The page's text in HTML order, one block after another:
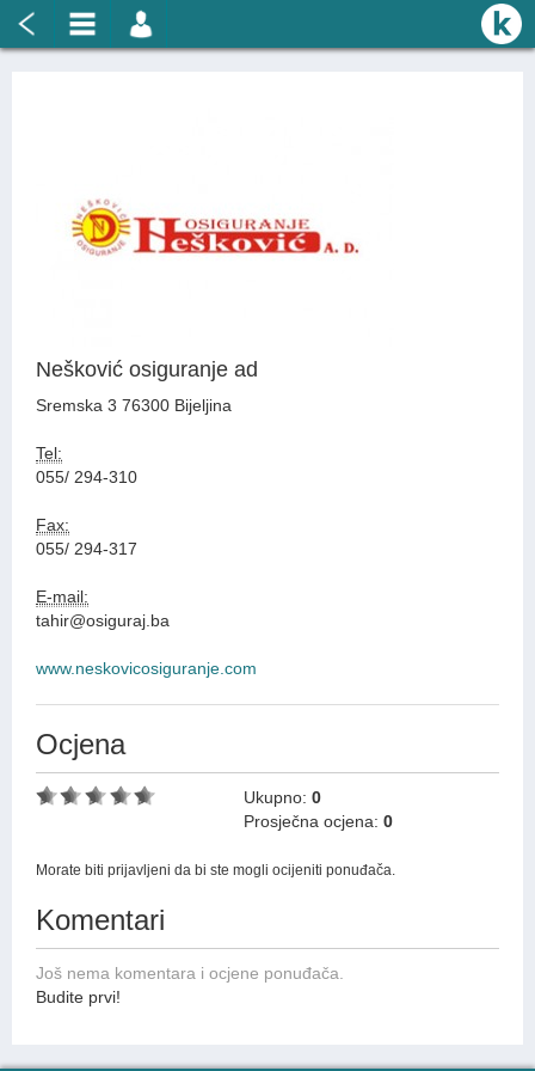
Nešković osiguranje ad
Sremska 3 76300 Bijeljina
Tel:
055/ 294-310
Fax:
055/ 294-317
E-mail:
tahir@osiguraj.ba
www.neskovicosiguranje.com
Ocjena
Ukupno:0
Prosječna ocjena:0
Morate biti prijavljeni da bi ste mogli ocijeniti ponuđača.
Komentari
Još nema komentara i ocjene ponuđača.
Budite prvi!